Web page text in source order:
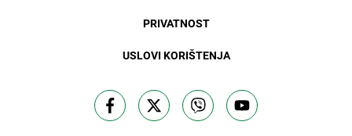
PRIVATNOST
USLOVI KORIŠTENJA